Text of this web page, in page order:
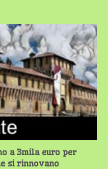
a 3mila euro per
si rinnovano